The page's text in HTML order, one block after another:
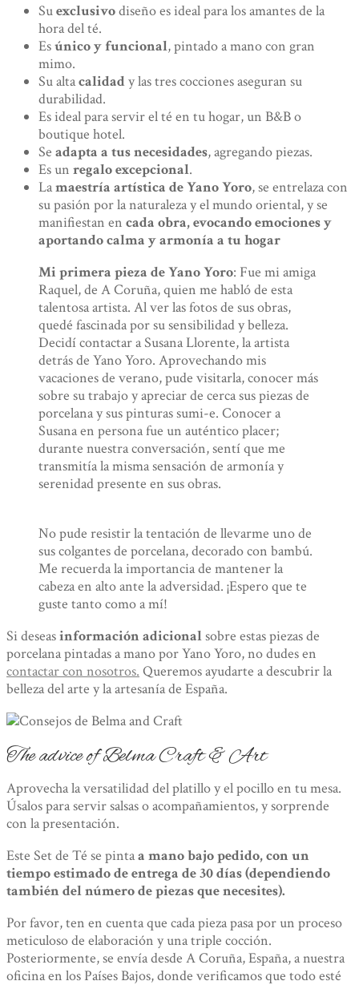
Suexclusivodiseño es ideal para los amantes de la
hora del té.
Esúnico y funcional, pintado a mano con gran
mimo.
Su altacalidady las tres cocciones aseguran su
durabilidad.
Es ideal para servir el té en tu hogar, un B&B o
boutique hotel.
Se adapta a tus necesidades, agregando piezas.
Es un regalo excepcional.
Lamaestría artística de Yano Yoro, se entrelaza con
su pasión por la naturaleza y el mundo oriental, y se
manifiestan en cada obra, evocando emociones y
aportando calma y armonía a tu hogar
Mi primera pieza de Yano Yoro: Fue mi amiga
Raquel, de A Coruña, quien me habló de esta
talentosa artista. Al ver las fotos de sus obras,
quedé fascinada por su sensibilidad y belleza.
Decidí contactar a Susana Llorente, la artista
detrás de Yano Yoro. Aprovechando mis
vacaciones de verano, pude visitarla, conocer más
sobre su trabajo y apreciar de cerca sus piezas de
porcelana y sus pinturas sumi-e. Conocer a
Susana en persona fue un auténtico placer;
durante nuestra conversación, sentí que me
transmitía la misma sensación de armonía y
serenidad presente en sus obras.
No pude resistir la tentación de llevarme uno de
sus colgantes de porcelana, decorado con bambú.
Me recuerda la importancia de mantener la
cabeza en alto ante la adversidad. ¡Espero que te
guste tanto como a mí!
Si deseasinformación adicionalsobre estas piezas de
porcelana pintadas a mano por Yano Yoro, no dudes en
contactar con nosotros. Queremos ayudarte a descubrir la
belleza del arte y la artesanía de España.
The advice of Belma Craft & Art
Aprovecha la versatilidad del platillo y el pocillo en tu mesa.
Úsalos para servir salsas o acompañamientos, y sorprende
con la presentación.
Este Set de Té se pintaa mano bajo pedido, con un
tiempo estimado de entrega de 30 días (dependiendo
también del número de piezas que necesites).
Por favor, ten en cuenta que cada pieza pasa por un proceso
meticuloso de elaboración y una triple cocción.
Posteriormente, se envía desde A Coruña, España, a nuestra
oficina en los Países Bajos, donde verificamos que todo esté